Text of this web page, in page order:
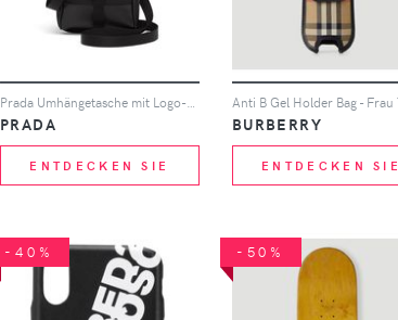
PRADA
ENTDECKEN SIE
BURBERRY
ENTDECKEN SIE
-40% -50%